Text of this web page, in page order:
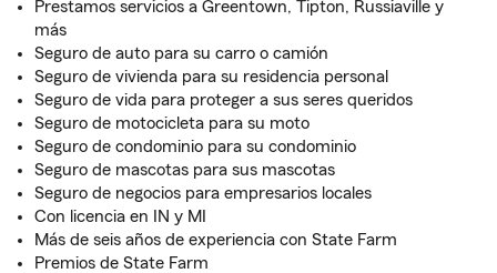
Prestamos servicios a Greentown, Tipton, Russiaville y
más
Seguro de auto para su carro o camión
Seguro de vivienda para su residencia personal
Seguro de vida para proteger a sus seres queridos
Seguro de motocicleta para su moto
Seguro de condominio para su condominio
Seguro de mascotas para sus mascotas
Seguro de negocios para empresarios locales
Con licencia en IN y MI
Más de seis años de experiencia con State Farm
Premios de State Farm